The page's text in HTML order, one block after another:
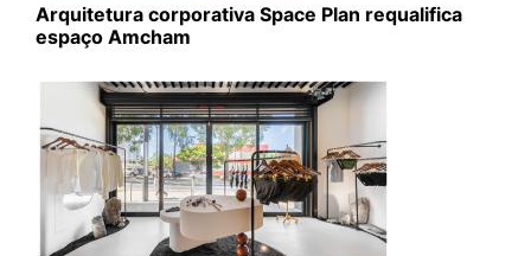
Arquitetura corporativa Space Plan requalifica
espaço Amcham